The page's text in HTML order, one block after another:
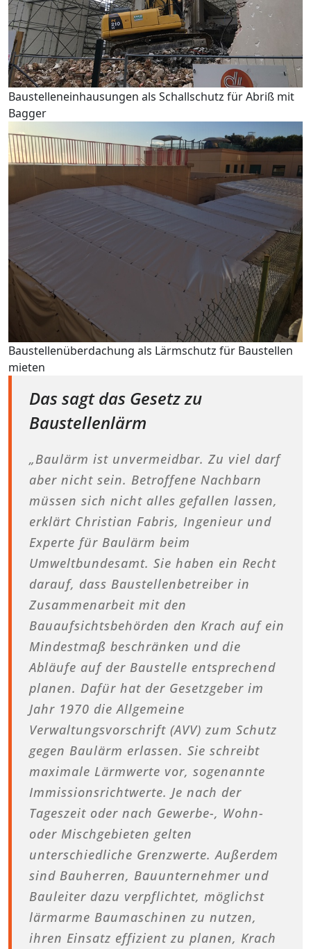
Baustelleneinhausungen als Schallschutz für Abriß mit
Bagger
Baustellenüberdachung als Lärmschutz für Baustellen
mieten
Das sagt das Gesetz zu
Baustellenlärm
„Baulärm ist unvermeidbar. Zu viel darf
aber nicht sein. Betroffene Nachbarn
müssen sich nicht alles gefallen lassen,
erklärt Christian Fabris, Ingenieur und
Experte für Baulärm beim
Umweltbundesamt. Sie haben ein Recht
darauf, dass Baustellenbetreiber in
Zusammenarbeit mit den
Bauaufsichtsbehörden den Krach auf ein
Mindestmaß beschränken und die
Abläufe auf der Baustelle entsprechend
planen. Dafür hat der Gesetzgeber im
Jahr 1970 die Allgemeine
Verwaltungsvorschrift (AVV) zum Schutz
gegen Baulärm erlassen. Sie schreibt
maximale Lärmwerte vor, sogenannte
Immissionsrichtwerte. Je nach der
Tageszeit oder nach Gewerbe-, Wohn-
oder Mischgebieten gelten
unterschiedliche Grenzwerte. Außerdem
sind Bauherren, Bauunternehmer und
Bauleiter dazu verpflichtet, möglichst
lärmarme Baumaschinen zu nutzen,
ihren Einsatz effizient zu planen, Krach